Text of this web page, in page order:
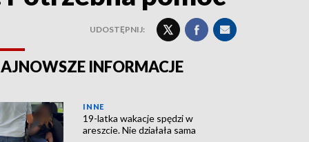
UDOSTĘPNIJ:
INFORMACJE
INNE
19-latka wakacje spędzi w
areszcie. Nie działała sama